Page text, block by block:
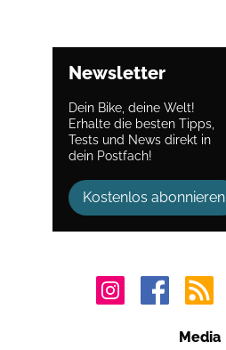
Newsletter
Dein Bike, deine Welt!
Erhalte die besten Tipps,
Tests und News direkt in
dein Postfach!
Kostenlos abonnieren
Media